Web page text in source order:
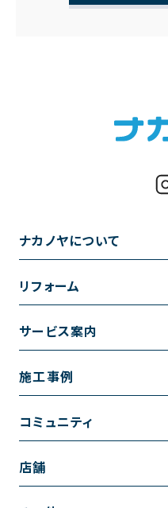
ナカノヤについて
事業内容
採用情報
リフォーム
トイレのリフォーム
キッチンのリフォーム
リノベーション
サービス案内
サービスの流れ
施工事例
施工事例一覧
お風呂の施工事例
コミュニティ
コミュニティ
店舗
越谷店